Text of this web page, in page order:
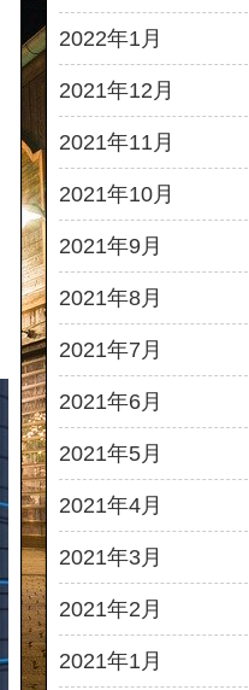
2022年1月
2021年12月
2021年11月
2021年10月
2021年9月
2021年8月
2021年7月
2021年6月
2021年5月
2021年4月
2021年3月
2021年2月
2021年1月